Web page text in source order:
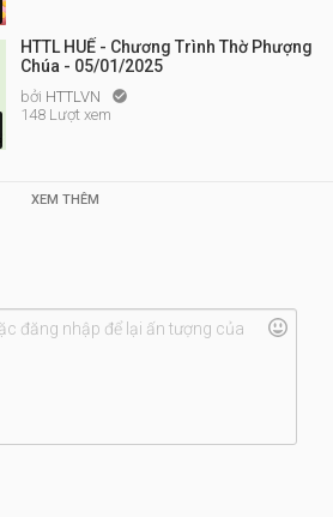
HTTL HUẾ - Chương Trình Thờ Phượng
Chúa - 05/01/2025
bởi HTTLVN 
148 Lượt xem
XEM THÊM